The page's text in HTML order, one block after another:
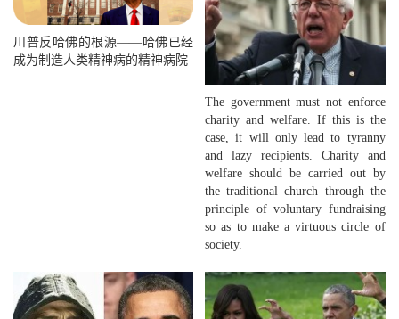
川普反哈佛的根源——哈佛已经
成为制造人类精神病的精神病院
The government must not enforce
charity and welfare. If this is the
case, it will only lead to tyranny
and lazy recipients. Charity and
welfare should be carried out by
the traditional church through the
principle of voluntary fundraising
so as to make a virtuous circle of
society.